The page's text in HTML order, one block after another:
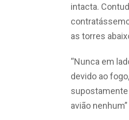
intacta.
as torres
“Nunca em
devido ao
supostamente
avião nenhum”